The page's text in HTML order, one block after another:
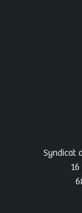
Syndicat